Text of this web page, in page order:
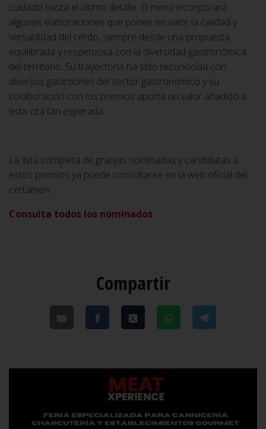
cuidado hasta el último detalle. El menú incorporará
algunas elaboraciones que ponen en valor la calidad y
versatilidad del cerdo, siempre desde una propuesta
equilibrada y respetuosa con la diversidad gastronómica
del territorio. Su trayectoria ha sido reconocida con
diversos galardones del sector gastronómico y su
colaboración con los premios aporta un valor añadido a
esta cita tan esperada.
La lista completa de granjas nominadas y candidatas a
estos premios ya puede consultarse en la web oficial del
certamen:
Consulta todos los nominados
Compartir